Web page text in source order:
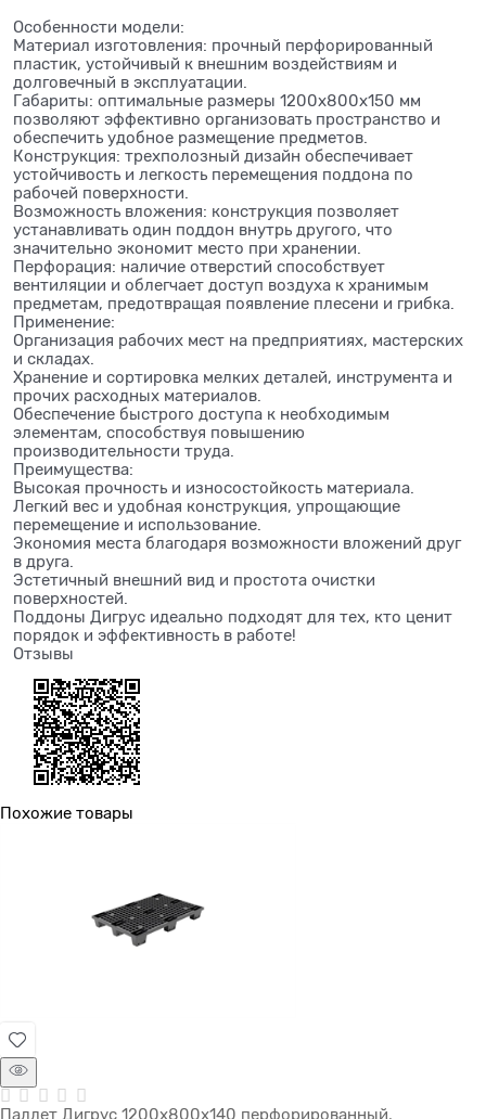
Особенности модели:
Материал изготовления: прочный перфорированный
пластик, устойчивый к внешним воздействиям и
долговечный в эксплуатации.
Габариты: оптимальные размеры 1200x800x150 мм
позволяют эффективно организовать пространство и
обеспечить удобное размещение предметов.
Конструкция: трехполозный дизайн обеспечивает
устойчивость и легкость перемещения поддона по
рабочей поверхности.
Возможность вложения: конструкция позволяет
устанавливать один поддон внутрь другого, что
значительно экономит место при хранении.
Перфорация: наличие отверстий способствует
вентиляции и облегчает доступ воздуха к хранимым
предметам, предотвращая появление плесени и грибка.
Применение:
Организация рабочих мест на предприятиях, мастерских
и складах.
Хранение и сортировка мелких деталей, инструмента и
прочих расходных материалов.
Обеспечение быстрого доступа к необходимым
элементам, способствуя повышению
производительности труда.
Преимущества:
Высокая прочность и износостойкость материала.
Легкий вес и удобная конструкция, упрощающие
перемещение и использование.
Экономия места благодаря возможности вложений друг
в друга.
Эстетичный внешний вид и простота очистки
поверхностей.
Поддоны Дигрус идеально подходят для тех, кто ценит
порядок и эффективность в работе!
Отзывы
Похожие товары
Паллет Дигрус 1200х800х140 перфорированный,